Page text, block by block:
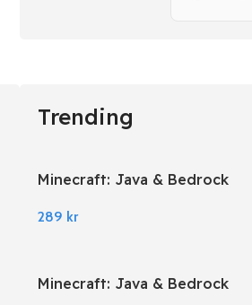
Trending
Minecraft: Java & Bedrock
289 kr
Minecraft: Java & Bedrock